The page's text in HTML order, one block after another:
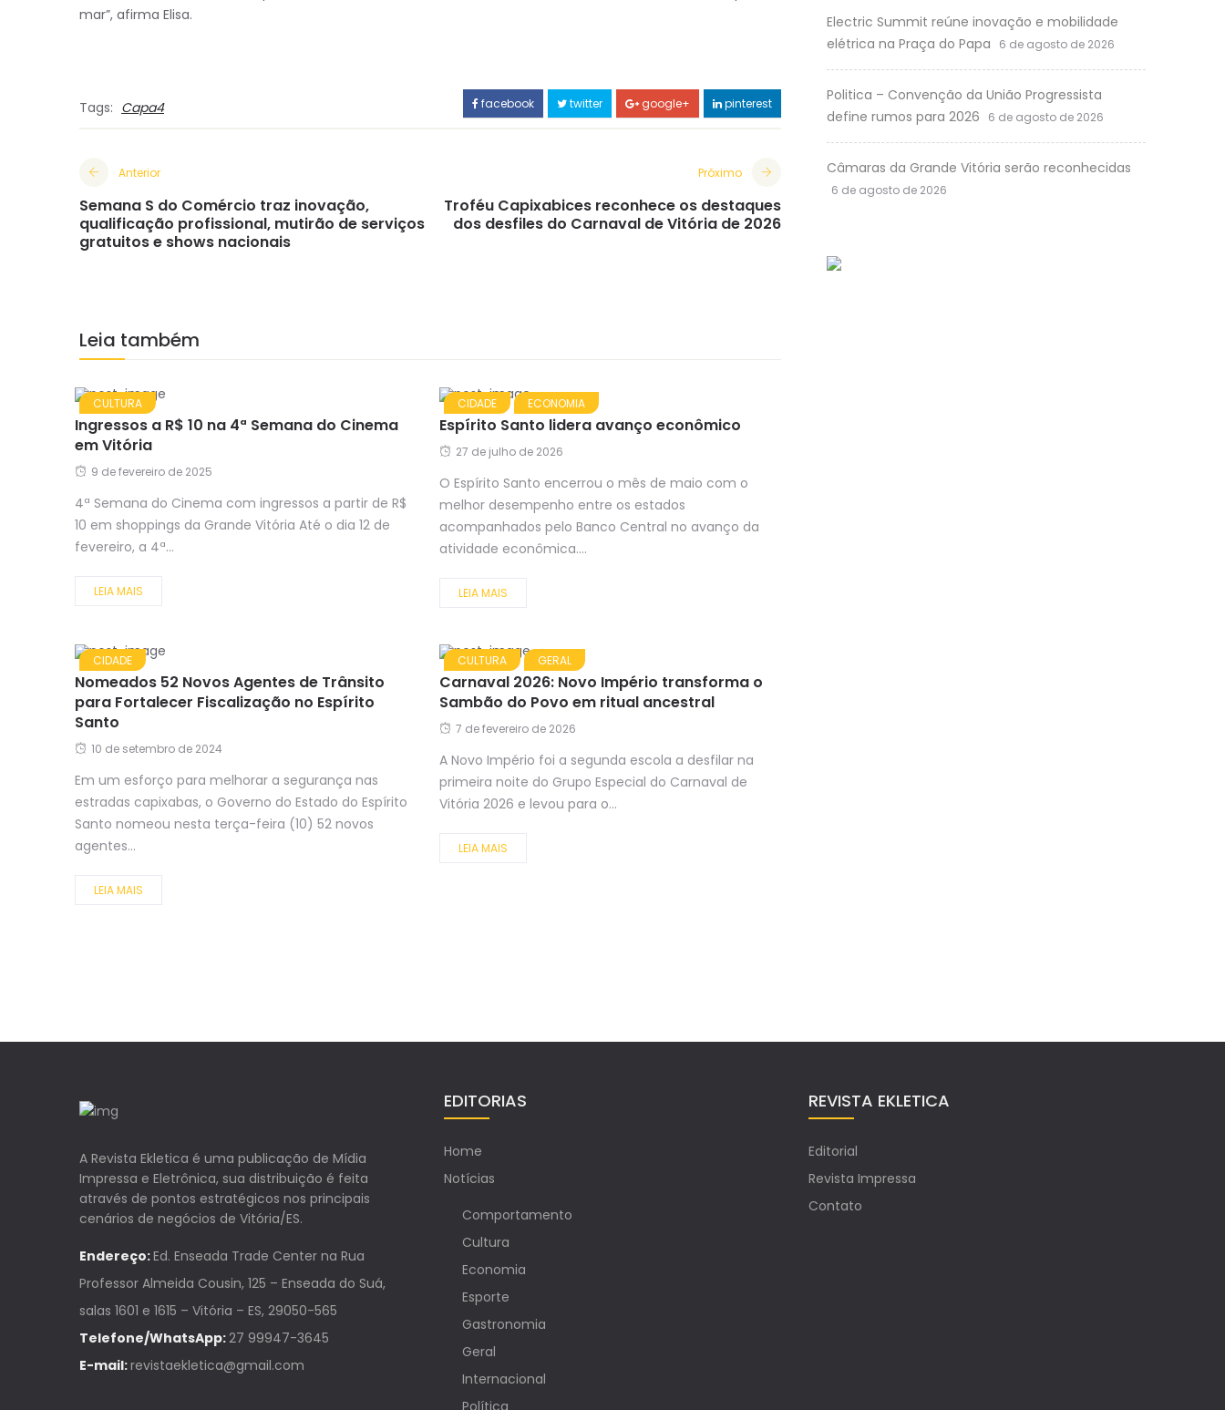
mar”, afirma Elisa.
Tags: Capa4 facebook twitter google+ pinterest
Anterior
Semana S do Comércio traz inovação,
qualificação profissional, mutirão de serviços
gratuitos e shows nacionais
Próximo
Troféu Capixabices reconhece os destaques
dos desfiles do Carnaval de Vitória de 2026
Leia também
CULTURA
Ingressos a R$ 10 na 4ª Semana do Cinema
em Vitória
9 de fevereiro de 2025
4ª Semana do Cinema com ingressos a partir de R$
10 em shoppings da Grande Vitória Até o dia 12 de
fevereiro, a 4ª...
LEIA MAIS
CIDADE ECONOMIA
Espírito Santo lidera avanço econômico
27 de julho de 2026
O Espírito Santo encerrou o mês de maio com o
melhor desempenho entre os estados
acompanhados pelo Banco Central no avanço da
atividade econômica....
LEIA MAIS
CIDADE
Nomeados 52 Novos Agentes de Trânsito
para Fortalecer Fiscalização no Espírito
Santo
10 de setembro de 2024
Em um esforço para melhorar a segurança nas
estradas capixabas, o Governo do Estado do Espírito
Santo nomeou nesta terça-feira (10) 52 novos
agentes...
LEIA MAIS
CULTURA GERAL
Carnaval 2026: Novo Império transforma o
Sambão do Povo em ritual ancestral
7 de fevereiro de 2026
A Novo Império foi a segunda escola a desfilar na
primeira noite do Grupo Especial do Carnaval de
Vitória 2026 e levou para o...
LEIA MAIS
Electric Summit reúne inovação e mobilidade
elétrica na Praça do Papa
6 de agosto de 2026
Politica – Convenção da União Progressista
define rumos para 2026
6 de agosto de 2026
Câmaras da Grande Vitória serão reconhecidas
6 de agosto de 2026
A Revista Ekletica é uma publicação de Mídia
Impressa e Eletrônica, sua distribuição é feita
através de pontos estratégicos nos principais
cenários de negócios de Vitória/ES.
Endereço:Ed. Enseada Trade Center na Rua
Professor Almeida Cousin, 125 – Enseada do Suá,
salas 1601 e 1615 – Vitória – ES, 29050-565
Telefone/WhatsApp:27 99947-3645
E-mail:revistaekletica@gmail.com
EDITORIAS
Home
Notícias
Comportamento
Cultura
Economia
Esporte
Gastronomia
Geral
Internacional
REVISTA EKLETICA
Editorial
Revista Impressa
Contato